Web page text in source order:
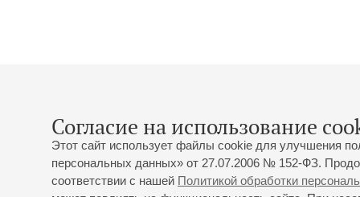
Согласие на использование
Этот сайт использует файлы cookie для улучшения
персональных данных» от 27.07.2006 № 152-ФЗ.
соответствии с нашей Политикой обработки